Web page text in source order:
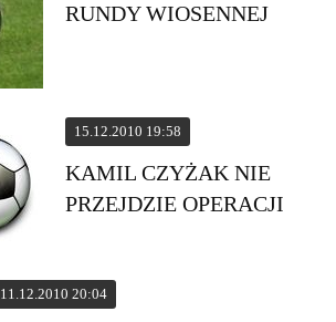
RUNDY WIOSENNEJ
15.12.2010 19:58
KAMIL CZYŻAK NIE
PRZEJDZIE OPERACJI
11.12.2010 20:04